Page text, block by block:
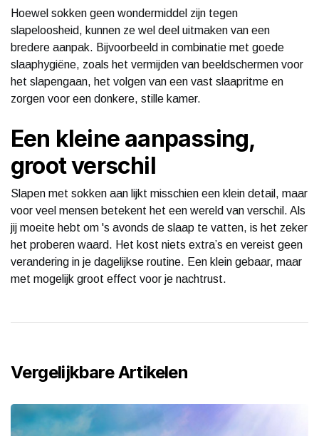
Hoewel sokken geen wondermiddel zijn tegen
slapeloosheid, kunnen ze wel deel uitmaken van een
bredere aanpak. Bijvoorbeeld in combinatie met goede
slaaphygiëne, zoals het vermijden van beeldschermen voor
het slapengaan, het volgen van een vast slaapritme en
zorgen voor een donkere, stille kamer.
Een kleine aanpassing,
groot verschil
Slapen met sokken aan lijkt misschien een klein detail, maar
voor veel mensen betekent het een wereld van verschil. Als
jij moeite hebt om 's avonds de slaap te vatten, is het zeker
het proberen waard. Het kost niets extra’s en vereist geen
verandering in je dagelijkse routine. Een klein gebaar, maar
met mogelijk groot effect voor je nachtrust.
Vergelijkbare Artikelen